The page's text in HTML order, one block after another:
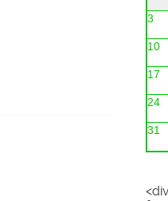
3
10
17
24
31